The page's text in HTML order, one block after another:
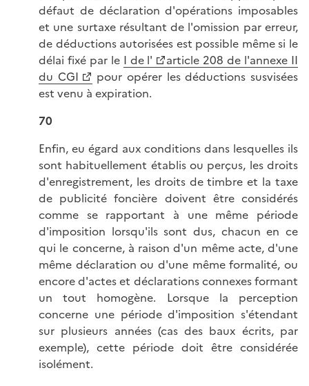
défaut de déclaration d'opérations imposables
et une surtaxe résultant de l'omission par erreur,
de déductions autorisées est possible même si le
délai fixé par le I de l'
article 208 de l'annexe II
du CGI
pour opérer les déductions susvisées
est venu à expiration.
70
Enfin, eu égard aux conditions dans lesquelles ils
sont habituellement établis ou perçus, les droits
d'enregistrement, les droits de timbre et la taxe
de publicité foncière doivent être considérés
comme se rapportant à une même période
d'imposition lorsqu'ils sont dus, chacun en ce
qui le concerne, à raison d'un même acte, d'une
même déclaration ou d'une même formalité, ou
encore d'actes et déclarations connexes formant
un tout homogène. Lorsque la perception
concerne une période d'imposition s'étendant
sur plusieurs années (cas des baux écrits, par
exemple), cette période doit être considérée
isolément.